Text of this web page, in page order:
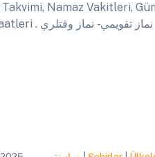
Namaz Vakitleri,
ve Aylık Ezan Saatleri . نماز تقويمي - نماز وقتلري